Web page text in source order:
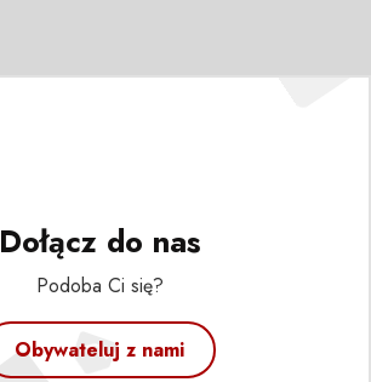
Dołącz do nas
Podoba Ci się?
Obywateluj z nami